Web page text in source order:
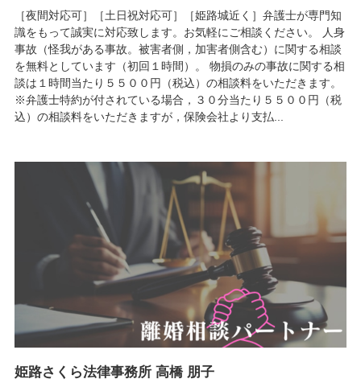
［夜間対応可］［土日祝対応可］［姫路城近く］弁護士が専門知
識をもって誠実に対応致します。お気軽にご相談ください。 人身
事故（怪我がある事故。被害者側，加害者側含む）に関する相談
を無料としています（初回１時間）。 物損のみの事故に関する相
談は１時間当たり５５００円（税込）の相談料をいただきます。
※弁護士特約が付されている場合，３０分当たり５５００円（税
込）の相談料をいただきますが，保険会社より支払...
姫路さくら法律事務所 高橋 朋子